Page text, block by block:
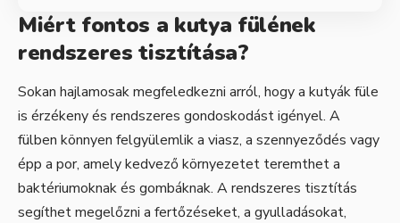
Miért fontos a kutya fülének
rendszeres tisztítása?
Sokan hajlamosak megfeledkezni arról, hogy a kutyák füle
is érzékeny és rendszeres gondoskodást igényel. A
fülben könnyen felgyülemlik a viasz, a szennyeződés vagy
épp a por, amely kedvező környezetet teremthet a
baktériumoknak és gombáknak. A rendszeres tisztítás
segíthet megelőzni a fertőzéseket, a gyulladásokat,